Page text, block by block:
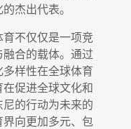
杰出代表。
不仅仅是一项竞
合的载体。通过
样性在全球体育
促进全球文化和
的行动为未来的
向更加多元、包